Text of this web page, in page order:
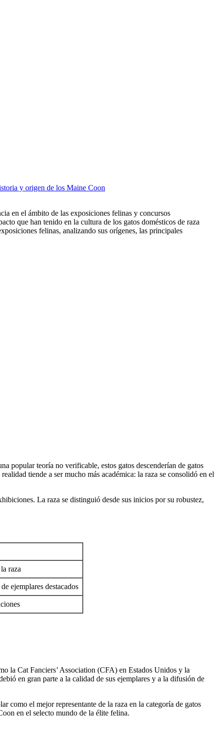
y origen de los Maine Coon
en el ámbito de las exposiciones felinas y concursos
que han tenido en la cultura de los gatos domésticos de raza
felinas, analizando sus orígenes, las principales
popular teoría no verificable, estos gatos descenderían de gatos
tiende a ser mucho más académica: la raza se consolidó en el
La raza se distinguió desde sus inicios por su robustez,
raza
ejemplares destacados
la Cat Fanciers’ Association (CFA) en Estados Unidos y la
en gran parte a la calidad de sus ejemplares y a la difusión de
como el mejor representante de la raza en la categoría de gatos
en el selecto mundo de la élite felina.